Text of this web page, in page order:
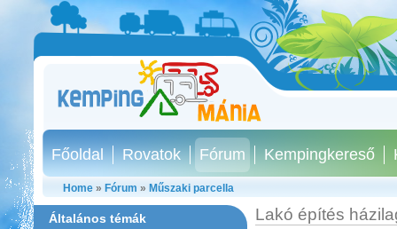
Főoldal Rovatok Fórum Kempingkereső
Home » Fórum » Műszaki parcella
Általános témák
Lakó építés